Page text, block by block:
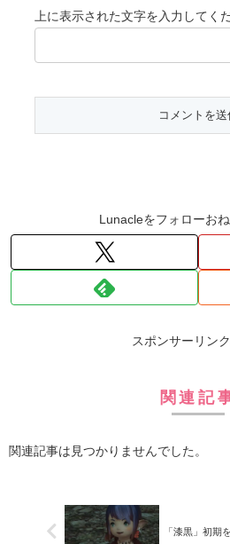
上に表示された文字を入力してく
Lunacleをフォローお
スポンサーリン
関連記
関連記事は見つかりませんでした。
「漆黒」初期